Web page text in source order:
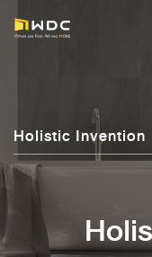
Holistic Invention